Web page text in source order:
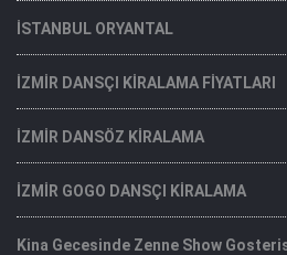
İSTANBUL ORYANTAL
İZMİR DANSÇI KİRALAMA FİYATLARI
İZMİR DANSÖZ KİRALAMA
İZMİR GOGO DANSÇI KİRALAMA
Kina Gecesinde Zenne Show